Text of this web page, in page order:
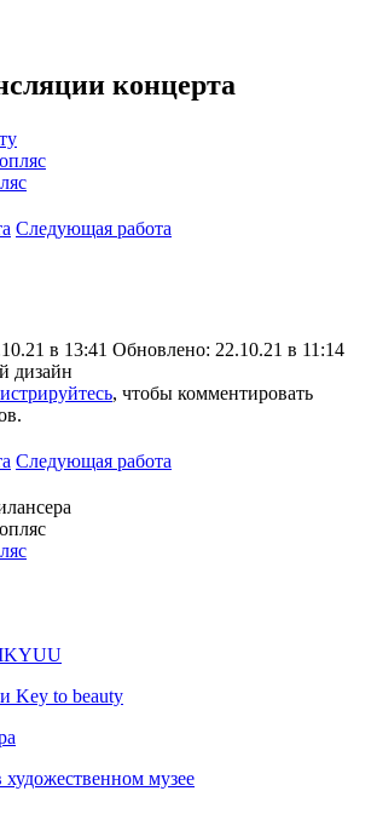
концерта
Следующая работа
в 13:41 Обновлено: 22.10.21 в 11:14
дизайн
, чтобы комментировать
Следующая работа
Key to beauty
музее